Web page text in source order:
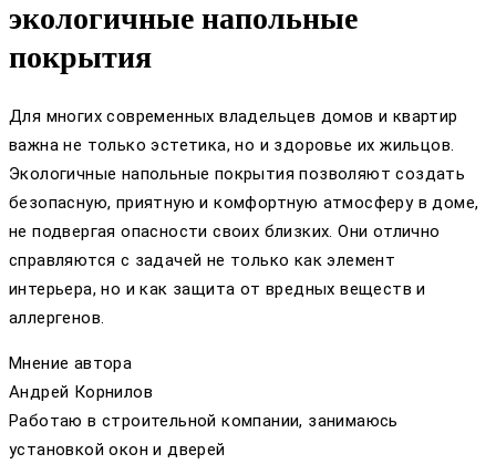
экологичные напольные
покрытия
Для многих современных владельцев домов и квартир
важна не только эстетика, но и здоровье их жильцов.
Экологичные напольные покрытия позволяют создать
безопасную, приятную и комфортную атмосферу в доме,
не подвергая опасности своих близких. Они отлично
справляются с задачей не только как элемент
интерьера, но и как защита от вредных веществ и
аллергенов.
Мнение автора
Андрей Корнилов
Работаю в строительной компании, занимаюсь
установкой окон и дверей